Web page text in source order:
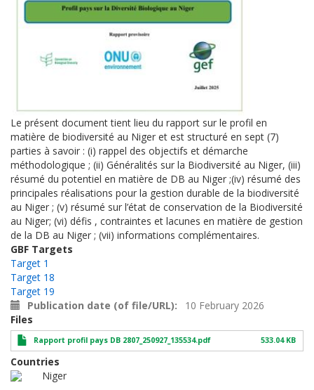
Le présent document tient lieu du rapport sur le profil en
matière de biodiversité au Niger et est structuré en sept (7)
parties à savoir : (i) rappel des objectifs et démarche
méthodologique ; (ii) Généralités sur la Biodiversité au Niger, (iii)
résumé du potentiel en matière de DB au Niger ;(iv) résumé des
principales réalisations pour la gestion durable de la biodiversité
au Niger ; (v) résumé sur l’état de conservation de la Biodiversité
au Niger; (vi) défis , contraintes et lacunes en matière de gestion
de la DB au Niger ; (vii) informations complémentaires.
GBF Targets
Target 1
Target 18
Target 19
Publication date (of file/URL)
10 February 2026
Files
Rapport profil pays DB 2807_250927_135534.pdf 533.04 KB
Countries
Niger